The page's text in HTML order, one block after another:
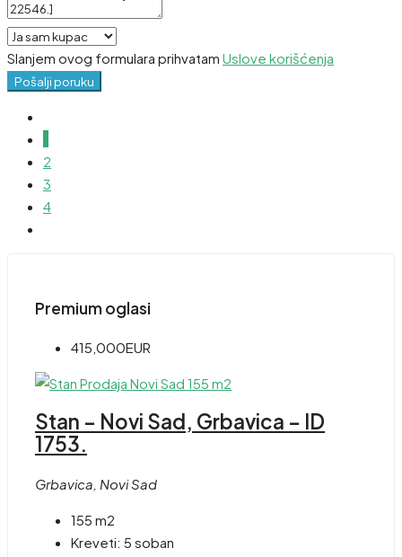
Slanjem ovog formulara prihvatam Uslove korišćenja
Pošalji poruku
2
3
4
Premium oglasi
415,000EUR
Stan – Novi Sad, Grbavica – ID
1753.
Grbavica, Novi Sad
155 m2
Kreveti: 5 soban